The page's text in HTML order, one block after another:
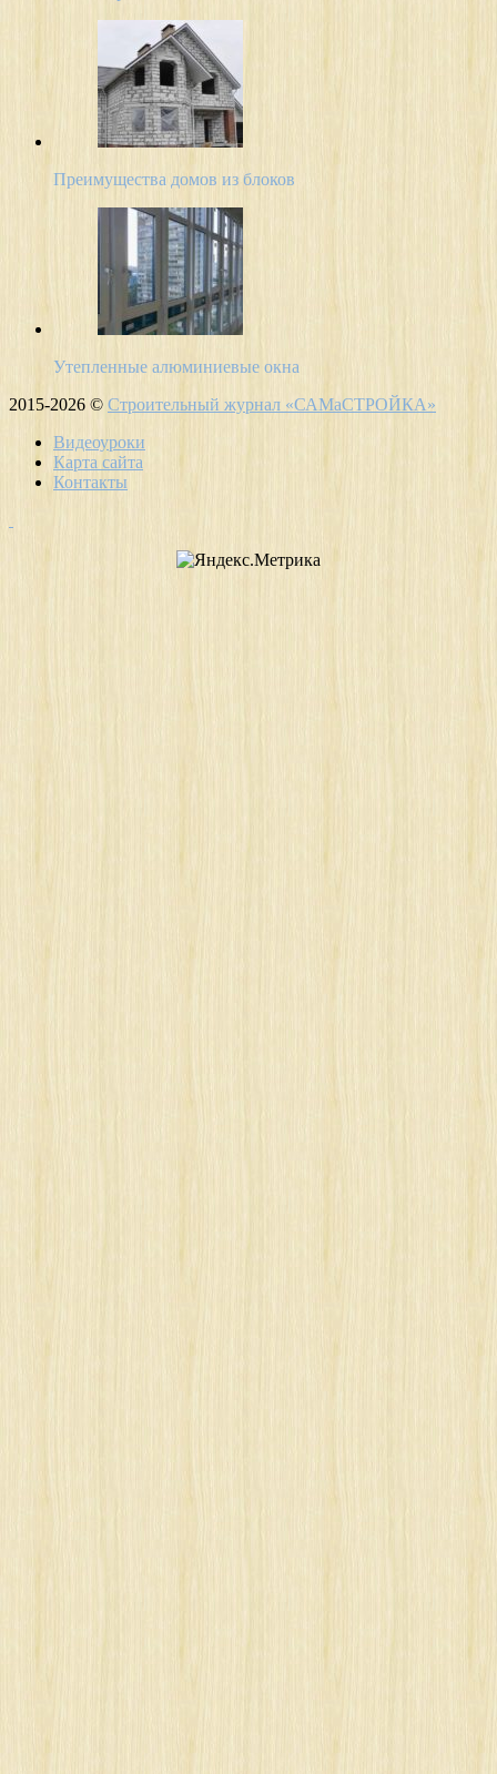
Преимущества домов из блоков
Утепленные алюминиевые окна
2015-2026 © Строительный журнал «САМаСТРОЙКА»
Видеоуроки
Карта сайта
Контакты